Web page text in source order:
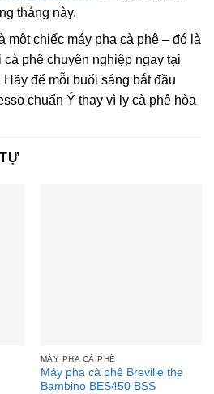
tháng này.
một chiếc máy pha cà phê – đó là
phê chuyên nghiệp ngay tại
để mỗi buổi sáng bắt đầu
chuẩn Ý thay vì ly cà phê hòa
MÁY PHA CÀ PHÊ
Máy pha cà phê Breville the
Bambino BES450 BSS